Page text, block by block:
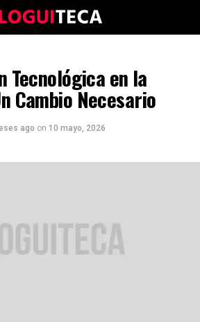
Tecnológica en la
Cambio Necesario
ago on 10 mayo, 2026